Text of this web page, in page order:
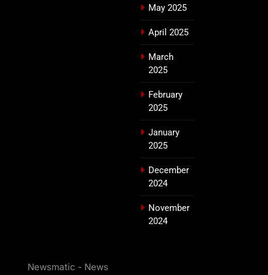
May 2025
April 2025
March
2025
February
2025
January
2025
December
2024
November
2024
Newsmatic - News